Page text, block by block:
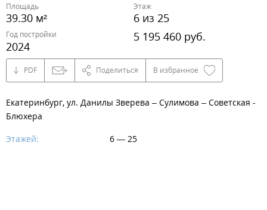
Площадь
39.30 м²
Этаж
6 из 25
Год постройки
2024
5 195 460 руб.
PDF Поделиться В избранное
Екатеринбург, ул. Данилы Зверева – Сулимова – Советская -
Блюхера
Этажей:
6 — 25